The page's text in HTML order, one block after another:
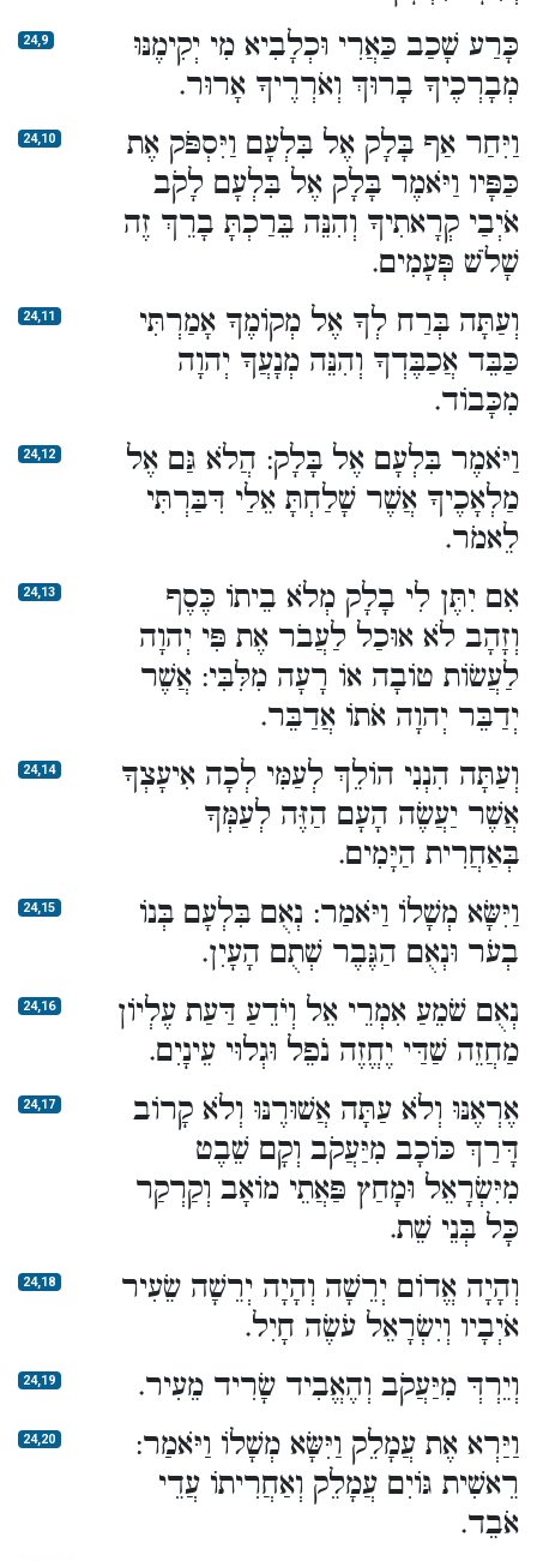
24,9
כָּרַע שָׁכַב כַּאֲרִי וּכְלָבִיא מִי יְקִימֶנּוּ
מְבָרְכֶיךָ בָרוּךְ וְאֹרְרֶיךָ אָרוּר.
24,10
וַיִּחַר אַף בָּלָק אֶל בִּלְעָם וַיִּסְפֹּק אֶת
כַּפָּיו וַיֹּאמֶר בָּלָק אֶל בִּלְעָם לָקֹב
אֹיְבַי קְרָאתִיךָ וְהִנֵּה בֵּרַכְתָּ בָרֵךְ זֶה
שָׁלֹשׁ פְּעָמִים.
24,11
וְעַתָּה בְּרַח לְךָ אֶל מְקוֹמֶךָ אָמַרְתִּי
כַּבֵּד אֲכַבֶּדְךָ וְהִנֵּה מְנָעֲךָ יְהוָה
מִכָּבוֹד.
24,12
וַיֹּאמֶר בִּלְעָם אֶל בָּלָק: הֲלֹא גַּם אֶל
מַלְאָכֶיךָ אֲשֶׁר שָׁלַחְתָּ אֵלַי דִּבַּרְתִּי
לֵאמֹר.
24,13
אִם יִתֶּן לִי בָלָק מְלֹא בֵיתוֹ כֶּסֶף
וְזָהָב לֹא אוּכַל לַעֲבֹר אֶת פִּי יְהוָה
לַעֲשׂוֹת טוֹבָה אוֹ רָעָה מִלִּבִּי: אֲשֶׁר
יְדַבֵּר יְהוָה אֹתוֹ אֲדַבֵּר.
24,14
וְעַתָּה הִנְנִי הוֹלֵךְ לְעַמִּי לְכָה אִיעָצְךָ
אֲשֶׁר יַעֲשֶׂה הָעָם הַזֶּה לְעַמְּךָ
בְּאַחֲרִית הַיָּמִים.
24,15
וַיִּשָּׂא מְשָׁלוֹ וַיֹּאמַר: נְאֻם בִּלְעָם בְּנוֹ
בְעֹר וּנְאֻם הַגֶּבֶר שְׁתֻם הָעָיִן.
24,16
נְאֻם שֹׁמֵעַ אִמְרֵי אֵל וְיֹדֵעַ דַּעַת עֶלְיוֹן
מַחֲזֵה שַׁדַּי יֶחֱזֶה נֹפֵל וּגְלוּי עֵינָיִם.
24,17
אֶרְאֶנּוּ וְלֹא עַתָּה אֲשׁוּרֶנּוּ וְלֹא קָרוֹב
דָּרַךְ כּוֹכָב מִיַּעֲקֹב וְקָם שֵׁבֶט
מִיִּשְׂרָאֵל וּמָחַץ פַּאֲתֵי מוֹאָב וְקַרְקַר
כָּל בְּנֵי שֵׁת.
24,18
וְהָיָה אֱדוֹם יְרֵשָׁה וְהָיָה יְרֵשָׁה שֵׂעִיר
אֹיְבָיו וְיִשְׂרָאֵל עֹשֶׂה חָיִל.
24,19 וְיֵרְדְּ מִיַּעֲקֹב וְהֶאֱבִיד שָׂרִיד מֵעִיר.
24,20
וַיַּרְא אֶת עֲמָלֵק וַיִּשָּׂא מְשָׁלוֹ וַיֹּאמַר:
רֵאשִׁית גּוֹיִם עֲמָלֵק וְאַחֲרִיתוֹ עֲדֵי
אֹבֵד.